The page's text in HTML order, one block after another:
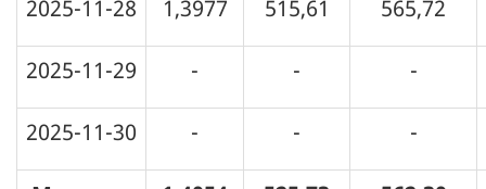
2025-11-28 1,3977 515,61 565,72
2025-11-29 - - -
2025-11-30 - - -